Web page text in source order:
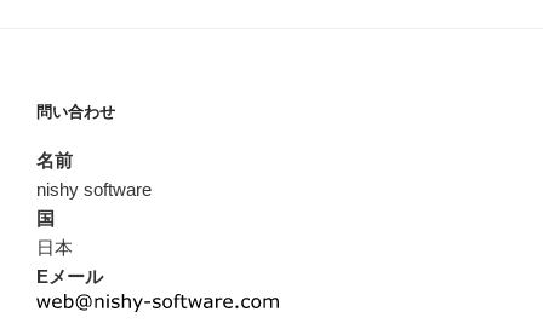
問い合わせ
名前
nishy software
国
日本
Eメール